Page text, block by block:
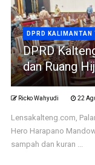
DPRD KALIMANTAN
DPRD
dan Ruang
Ricko Wahyudi 22
Lensakalteng.com,
Hero Harapano
sampah dan kuran ...